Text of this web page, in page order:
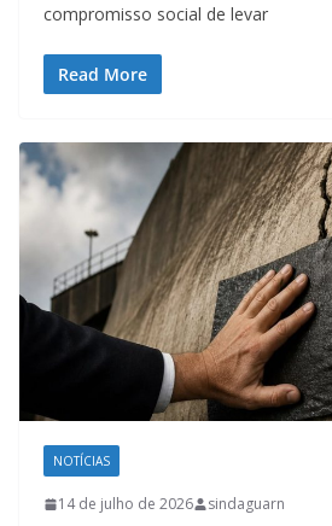
compromisso social de levar
Read More
NOTÍCIAS
14 de julho de 2026 sindaguarn